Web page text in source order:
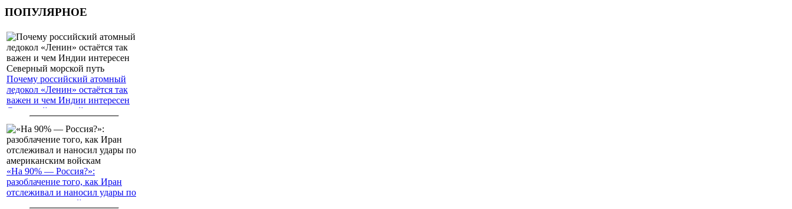
ПОПУЛЯРНОЕ
Почему российский атомный
ледокол «Ленин» остаётся так
важен и чем Индии интересен
Северный морской путь
«На 90% — Россия?»:
разоблачение того, как Иран
отслеживал и наносил удары по
американским войскам